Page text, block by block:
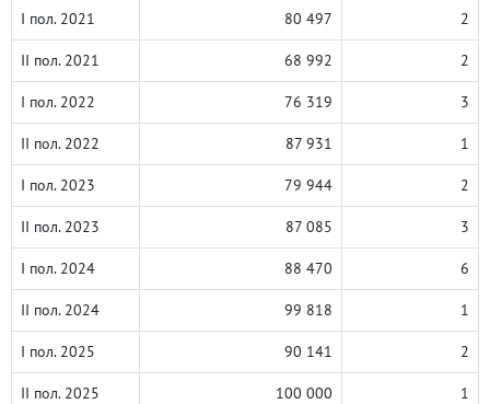
I пол. 2021 80 497 2
II пол. 2021 68 992 2
I пол. 2022 76 319 3
II пол. 2022 87 931 1
I пол. 2023 79 944 2
II пол. 2023 87 085 3
I пол. 2024 88 470 6
II пол. 2024 99 818 1
I пол. 2025 90 141 2
II пол. 2025 100 000 1